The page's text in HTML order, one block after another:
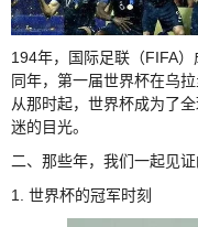
194年，国际足联（FIFA）
同年，第一届世界杯在乌
从那时起，世界杯成为了
迷的目光。
二、那些年，我们一起见
1. 世界杯的冠军时刻